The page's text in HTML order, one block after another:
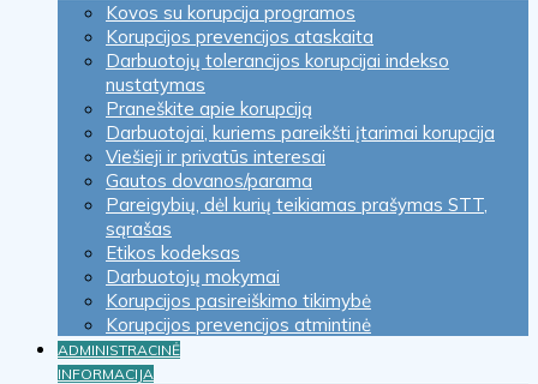
Kovos su korupcija programos
Korupcijos prevencijos ataskaita
Darbuotojų tolerancijos korupcijai indekso
nustatymas
Praneškite apie korupciją
Darbuotojai, kuriems pareikšti įtarimai korupcija
Viešieji ir privatūs interesai
Gautos dovanos/parama
Pareigybių, dėl kurių teikiamas prašymas STT,
sąrašas
Etikos kodeksas
Darbuotojų mokymai
Korupcijos pasireiškimo tikimybė
Korupcijos prevencijos atmintinė
ADMINISTRACINĖ
INFORMACIJA